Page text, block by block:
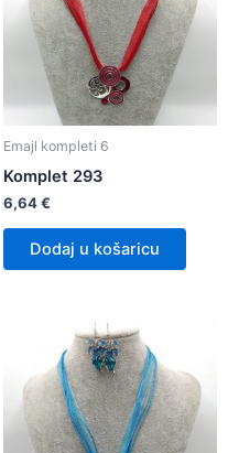
Emajl kompleti 6
Komplet 293
6,64€
Dodaj u košaricu